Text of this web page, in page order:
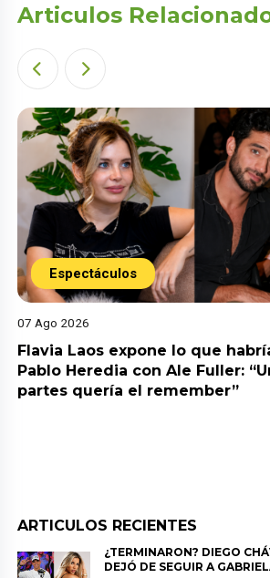
Articulos
Espectáculos
07 Ago 2026
Flavia Laos expone lo que
Pablo Heredia con Ale Fuller:
partes quería el remember”
ARTICULOS RECIENTES
¿TERMINARON? DIEGO
DEJÓ DE SEGUIR A